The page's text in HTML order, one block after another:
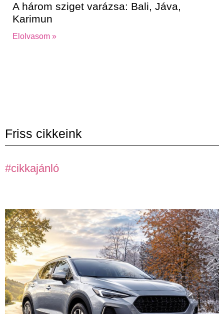
A három sziget varázsa: Bali, Jáva,
Karimun
Elolvasom »
Friss cikkeink
#cikkajánló